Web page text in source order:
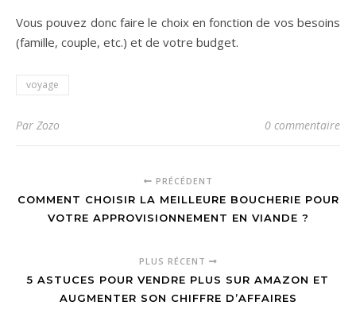
Vous pouvez donc faire le choix en fonction de vos besoins
(famille, couple, etc.) et de votre budget.
voyage
Par Zozo 0 commentaire
PRÉCÉDENT
COMMENT CHOISIR LA MEILLEURE BOUCHERIE POUR
VOTRE APPROVISIONNEMENT EN VIANDE ?
PLUS RÉCENT
5 ASTUCES POUR VENDRE PLUS SUR AMAZON ET
AUGMENTER SON CHIFFRE D’AFFAIRES